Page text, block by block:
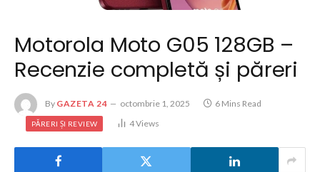
Motorola Moto G05 128GB –
Recenzie completă și păreri
By GAZETA 24 octombrie 1, 2025 6 Mins Read
PĂRERI ȘI REVIEW 4Views